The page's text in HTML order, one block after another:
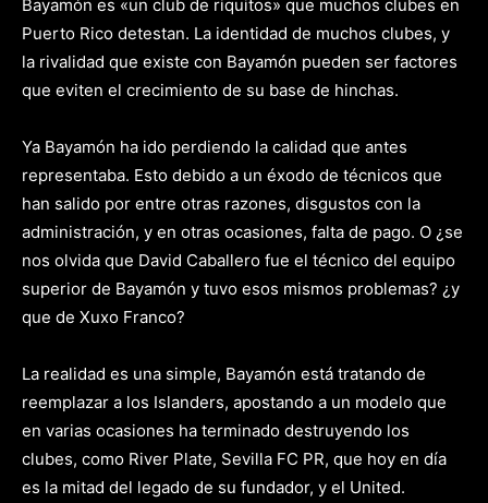
Bayamón es «un club de riquitos» que muchos clubes en
Puerto Rico detestan. La identidad de muchos clubes, y
la rivalidad que existe con Bayamón pueden ser factores
que eviten el crecimiento de su base de hinchas.
Ya Bayamón ha ido perdiendo la calidad que antes
representaba. Esto debido a un éxodo de técnicos que
han salido por entre otras razones, disgustos con la
administración, y en otras ocasiones, falta de pago. O ¿se
nos olvida que David Caballero fue el técnico del equipo
superior de Bayamón y tuvo esos mismos problemas? ¿y
que de Xuxo Franco?
La realidad es una simple, Bayamón está tratando de
reemplazar a los Islanders, apostando a un modelo que
en varias ocasiones ha terminado destruyendo los
clubes, como River Plate, Sevilla FC PR, que hoy en día
es la mitad del legado de su fundador, y el United.